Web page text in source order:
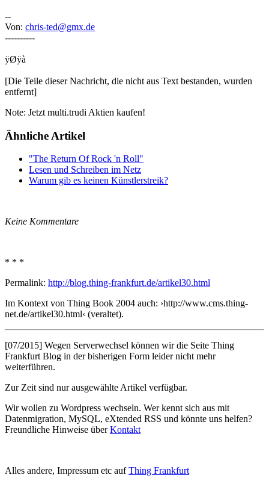
--
Von: chris-ted@gmx.de
----------
ÿØÿà
[Die Teile dieser Nachricht, die nicht aus Text bestanden, wurden
entfernt]
Note: Jetzt multi.trudi Aktien kaufen!
Ähnliche Artikel
"The Return Of Rock 'n Roll"
Lesen und Schreiben im Netz
Warum gib es keinen Künstlerstreik?
Keine Kommentare
* * *
Permalink: http://blog.thing-frankfurt.de/artikel30.html
Im Kontext von Thing Book 2004 auch: ›http://www.cms.thing-
net.de/artikel30.html‹ (veraltet).
[07/2015] Wegen Serverwechsel können wir die Seite Thing
Frankfurt Blog in der bisherigen Form leider nicht mehr
weiterführen.
Zur Zeit sind nur ausgewählte Artikel verfügbar.
Wir wollen zu Wordpress wechseln. Wer kennt sich aus mit
Datenmigration, MySQL, eXtended RSS und könnte uns helfen?
Freundliche Hinweise überKontakt
Alles andere, Impressum etc aufThing Frankfurt